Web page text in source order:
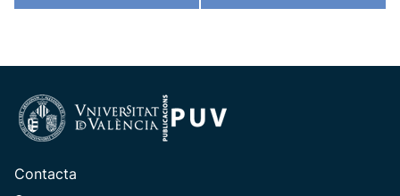
Contacta